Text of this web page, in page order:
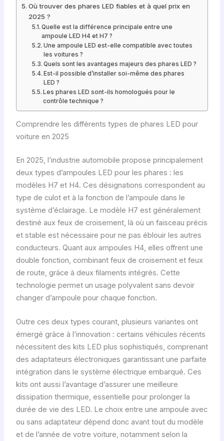
Où trouver des phares LED fiables et à quel prix en
2025 ?
Quelle est la différence principale entre une
ampoule LED H4 et H7 ?
Une ampoule LED est-elle compatible avec toutes
les voitures ?
Quels sont les avantages majeurs des phares LED ?
Est-il possible d’installer soi-même des phares
LED ?
Les phares LED sont-ils homologués pour le
contrôle technique ?
Comprendre les différents types de phares LED pour
voiture en 2025
En 2025, l’industrie automobile propose principalement
deux types d’ampoules LED pour les phares : les
modèles H7 et H4. Ces désignations correspondent au
type de culot et à la fonction de l’ampoule dans le
système d’éclairage. Le modèle H7 est généralement
destiné aux feux de croisement, là où un faisceau précis
et stable est nécessaire pour ne pas éblouir les autres
conducteurs. Quant aux ampoules H4, elles offrent une
double fonction, combinant feux de croisement et feux
de route, grâce à deux filaments intégrés. Cette
technologie permet un usage polyvalent sans devoir
changer d’ampoule pour chaque fonction.
Outre ces deux types courant, plusieurs variantes ont
émergé grâce à l’innovation : certains véhicules récents
nécessitent des kits LED plus sophistiqués, comprenant
des adaptateurs électroniques garantissant une parfaite
intégration dans le système électrique embarqué. Ces
kits ont aussi l’avantage d’assurer une meilleure
dissipation thermique, essentielle pour prolonger la
durée de vie des LED. Le choix entre une ampoule avec
ou sans adaptateur dépend donc avant tout du modèle
et de l’année de votre voiture, notamment selon la